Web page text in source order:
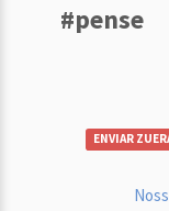
#pense
ENVIAR